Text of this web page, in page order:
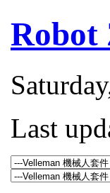
Robot
Saturday
Last